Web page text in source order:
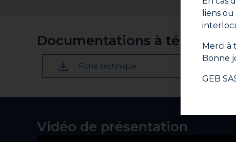
Serrer le raccord à l’aide d’une clé. Un
La pression peut être réappliquée
Documentations à
Fiche technique
Vidéo de présentation
liens
Merci à
Bonne
GEB